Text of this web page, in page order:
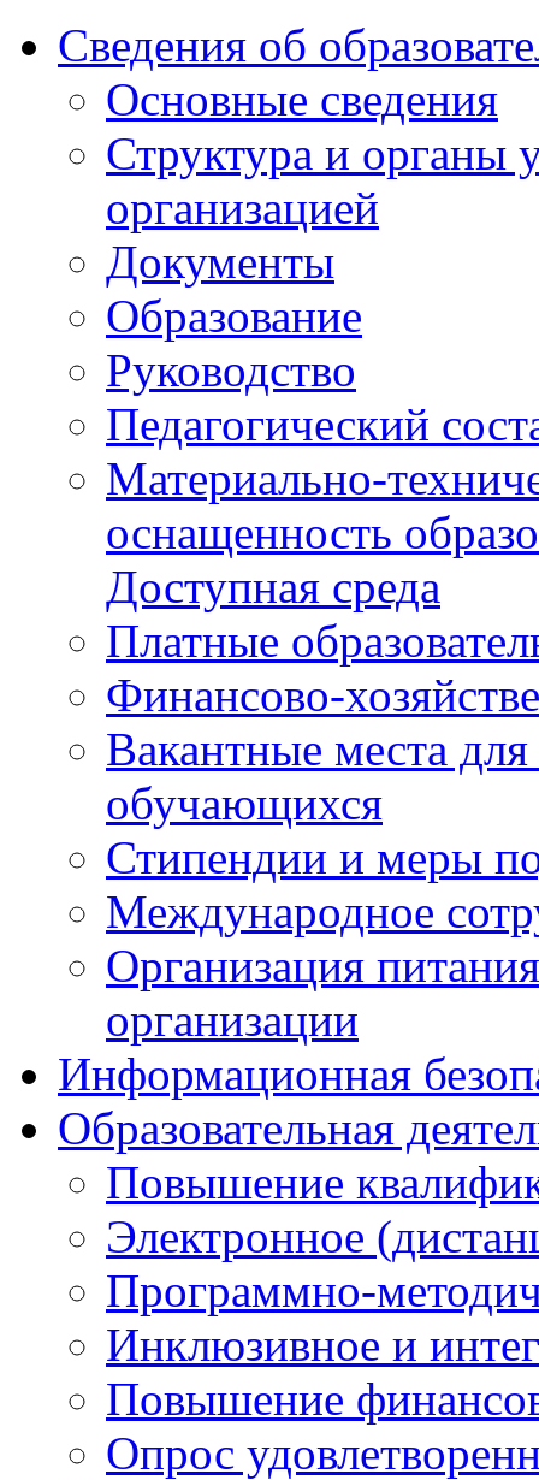
Сведения об
Основные сведения
Структура и органы
организацией
Документы
Образование
Руководство
Педагогический
Материально-
оснащенность
Доступная среда
Платные
Финансово-
Вакантные места
обучающихся
Стипендии и меры
Международное
Организация
организации
Информационная
Образовательная
Повышение
Электронное
Программно-
Инклюзивное и
Повышение
Опрос